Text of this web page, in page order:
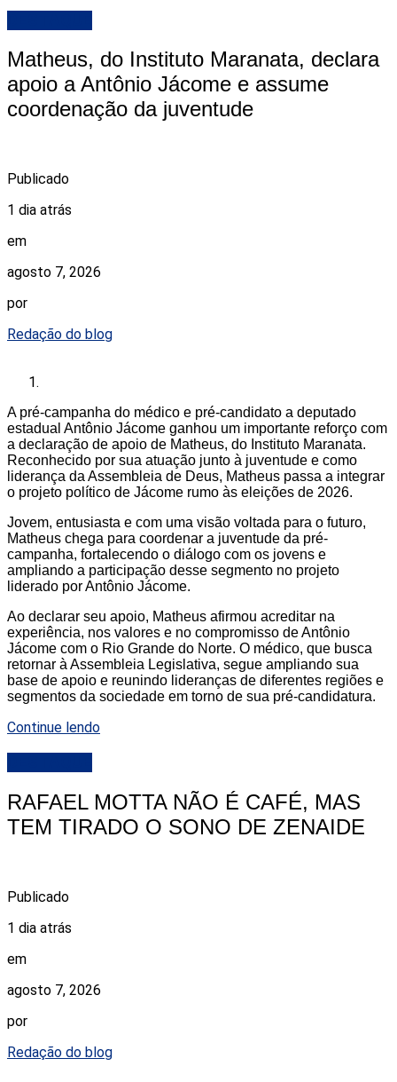
Matheus, do Instituto Maranata, declara
apoio a Antônio Jácome e assume
coordenação da juventude
Publicado
1 dia atrás
em
agosto 7, 2026
por
Redação do blog
A pré-campanha do médico e pré-candidato a deputado
estadual Antônio Jácome ganhou um importante reforço com
a declaração de apoio de Matheus, do Instituto Maranata.
Reconhecido por sua atuação junto à juventude e como
liderança da Assembleia de Deus, Matheus passa a integrar
o projeto político de Jácome rumo às eleições de 2026.
Jovem, entusiasta e com uma visão voltada para o futuro,
Matheus chega para coordenar a juventude da pré-
campanha, fortalecendo o diálogo com os jovens e
ampliando a participação desse segmento no projeto
liderado por Antônio Jácome.
Ao declarar seu apoio, Matheus afirmou acreditar na
experiência, nos valores e no compromisso de Antônio
Jácome com o Rio Grande do Norte. O médico, que busca
retornar à Assembleia Legislativa, segue ampliando sua
base de apoio e reunindo lideranças de diferentes regiões e
segmentos da sociedade em torno de sua pré-candidatura.
Continue lendo
RAFAEL MOTTA NÃO É CAFÉ, MAS
TEM TIRADO O SONO DE ZENAIDE
Publicado
1 dia atrás
em
agosto 7, 2026
por
Redação do blog